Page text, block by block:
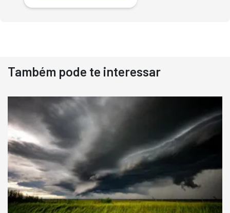
Destaque
Usado
Pá Carregadeira Cat 966
Ano 1987
Londrina
R$ 145.000
Também pode te interessar